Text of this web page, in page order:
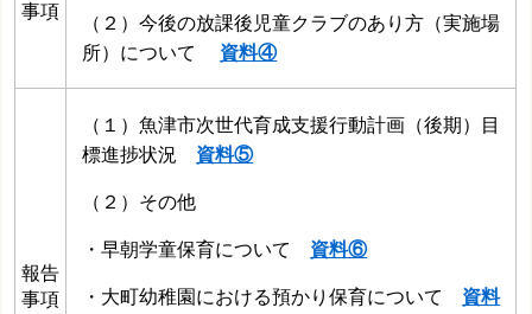
事項
（２）今後の放課後児童クラブのあり方（実施場
所）について 資料④
報告
事項
（１）魚津市次世代育成支援行動計画（後期）目
標進捗状況 資料⑤
（２）その他
・早朝学童保育について 資料⑥
・大町幼稚園における預かり保育について 資料